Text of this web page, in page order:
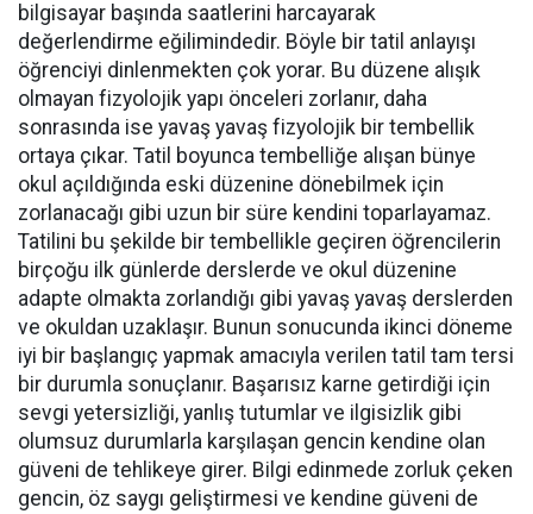
bilgisayar başında saatlerini harcayarak
değerlendirme eğilimindedir. Böyle bir tatil anlayışı
öğrenciyi dinlenmekten çok yorar. Bu düzene alışık
olmayan fizyolojik yapı önceleri zorlanır, daha
sonrasında ise yavaş yavaş fizyolojik bir tembellik
ortaya çıkar. Tatil boyunca tembelliğe alışan bünye
okul açıldığında eski düzenine dönebilmek için
zorlanacağı gibi uzun bir süre kendini toparlayamaz.
Tatilini bu şekilde bir tembellikle geçiren öğrencilerin
birçoğu ilk günlerde derslerde ve okul düzenine
adapte olmakta zorlandığı gibi yavaş yavaş derslerden
ve okuldan uzaklaşır. Bunun sonucunda ikinci döneme
iyi bir başlangıç yapmak amacıyla verilen tatil tam tersi
bir durumla sonuçlanır. Başarısız karne getirdiği için
sevgi yetersizliği, yanlış tutumlar ve ilgisizlik gibi
olumsuz durumlarla karşılaşan gencin kendine olan
güveni de tehlikeye girer. Bilgi edinmede zorluk çeken
gencin, öz saygı geliştirmesi ve kendine güveni de